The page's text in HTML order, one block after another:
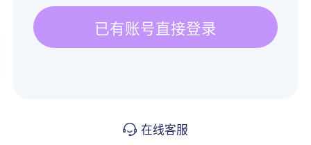
已有账号直接登录
在线客服